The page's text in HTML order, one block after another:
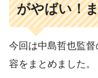
がやばい！
今回は中島哲也監
容をまとめました。